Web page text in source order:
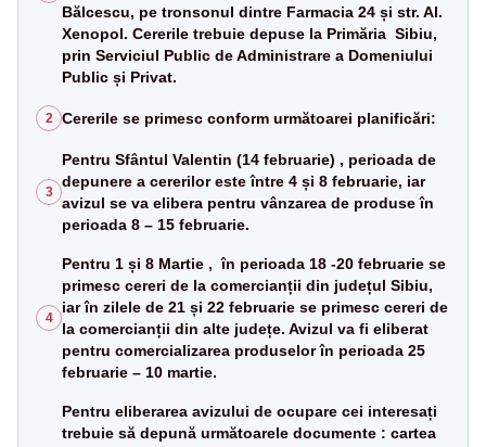
Bălcescu, pe tronsonul dintre Farmacia 24 și str. Al.
Xenopol. Cererile trebuie depuse la Primăria Sibiu,
prin Serviciul Public de Administrare a Domeniului
Public și Privat.
2 Cererile se primesc conform următoarei planificări:
3
Pentru Sfântul Valentin (14 februarie) , perioada de
depunere a cererilor este între 4 și 8 februarie, iar
avizul se va elibera pentru vânzarea de produse în
perioada 8 – 15 februarie.
4
Pentru 1 și 8 Martie , în perioada 18 -20 februarie se
primesc cereri de la comercianții din județul Sibiu,
iar în zilele de 21 și 22 februarie se primesc cereri de
la comercianții din alte județe. Avizul va fi eliberat
pentru comercializarea produselor în perioada 25
februarie – 10 martie.
Pentru eliberarea avizului de ocupare cei interesați
trebuie să depună următoarele documente : cartea